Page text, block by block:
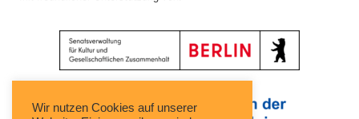
Wir nutzen Cookies auf unserer